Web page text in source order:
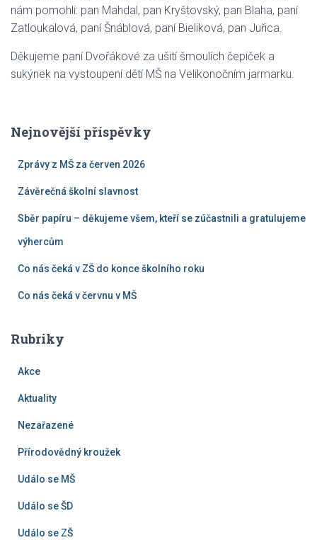
nám pomohli: pan Mahdal, pan Kryštovský, pan Blaha, paní
Zatloukalová, paní Šnáblová, paní Bieliková, pan Juřica.
Děkujeme paní Dvořákové za ušití šmoulích čepiček a
sukýnek na vystoupení dětí MŠ na Velikonočním jarmarku.
Nejnovější příspěvky
Zprávy z MŠ za červen 2026
Závěrečná školní slavnost
Sběr papíru – děkujeme všem, kteří se zúčastnili a gratulujeme
výhercům
Co nás čeká v ZŠ do konce školního roku
Co nás čeká v červnu v MŠ
Rubriky
Akce
Aktuality
Nezařazené
Přírodovědný kroužek
Událo se MŠ
Událo se ŠD
Událo se ZŠ